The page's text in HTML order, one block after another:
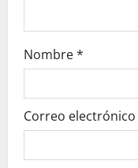
Nombre*
Correo electrónico